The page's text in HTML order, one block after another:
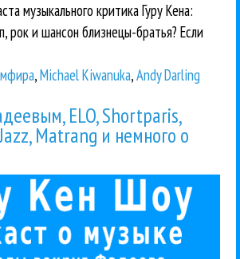
музыкального критика Гуру Кена:
рок и шансон близнецы-братья? Если
,Michael Kiwanuka,Andy Darling
ELO, Shortparis,
Matrang и немного о